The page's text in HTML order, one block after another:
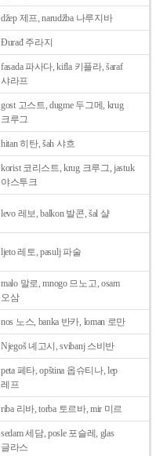
džep 제프, narudžba 나루지바
Ðurađ 주라지
fasada 파사다, kifla 키플라, šaraf
샤라프
gost 고스트, dugme 두그메, krug
크루그
hitan 히탄, šah 샤흐
korist 코리스트, krug 크루그, jastuk
야스투크
levo 레보, balkon 발콘, šal 샬
ljeto 레토, pasulj 파술
malo 말로, mnogo 므노고, osam
오삼
nos 노스, banka 반카, loman 로만
Njegoš 녜고시, svibanj 스비반
peta 페타, opština 옵슈티나, lep
레프
riba 리바, torba 토르바, mir 미르
sedam 세담, posle 포슬레, glas
글라스